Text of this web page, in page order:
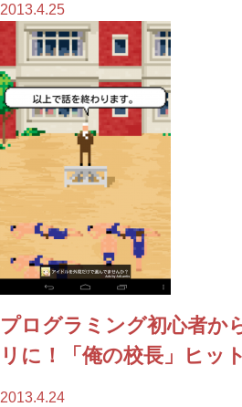
2013.4.25
プログラミング初心者か
リに！「俺の校長」ヒッ
2013.4.24